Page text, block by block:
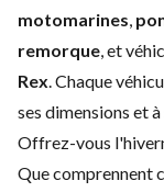
motomarines,
remorque, et
Rex. Chaque
ses dimensions et
Offrez-vous
Que comprennent